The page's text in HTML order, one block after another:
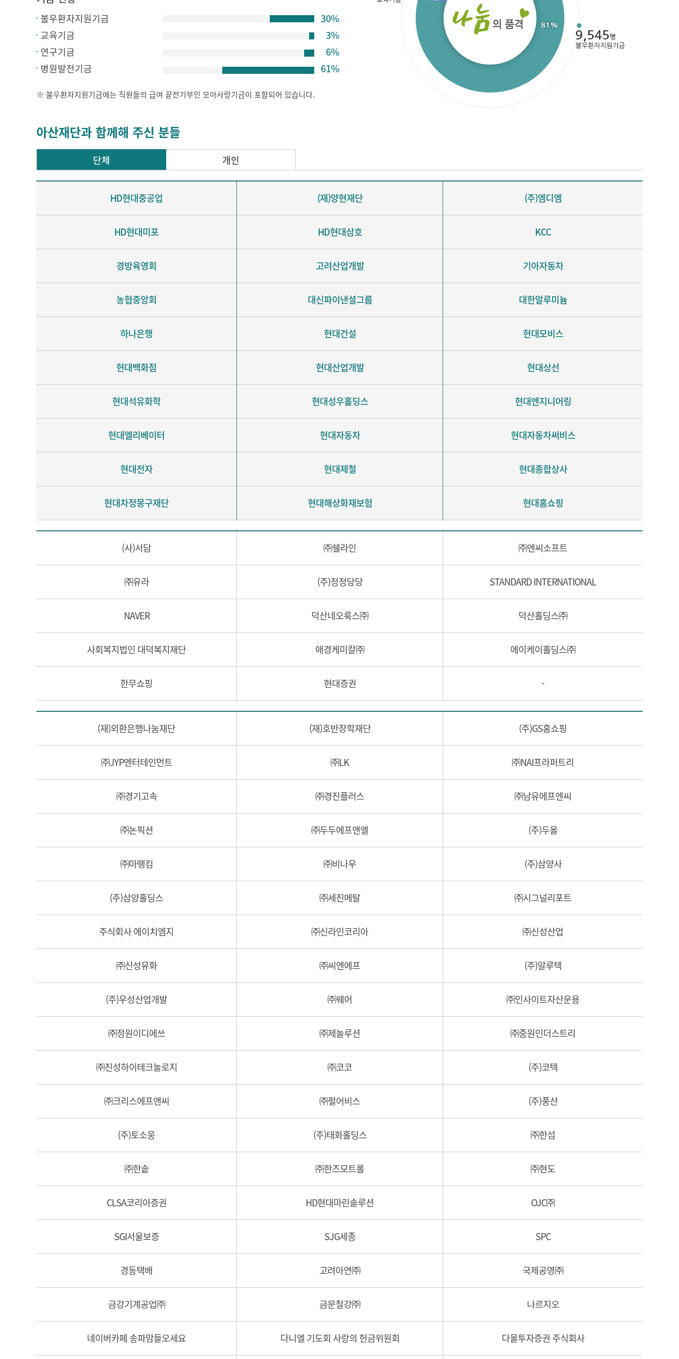
불우환자지원기금
30%
교육기금
3%
연구기금
6%
병원발전기금
61%
※ 불우환자지원기금에는 직원들의 급여 끝전기부인 모아사랑기금이 포함되어 있습니다.
아산재단과 함께해 주신 분들
단체 개인
HD현대중공업 (재)양현재단 (주)엠디엠
HD현대미포 HD현대삼호 KCC
경방육영회 고려산업개발 기아자동차
농협중앙회 대신파이낸셜그룹 대한알루미늄
하나은행 현대건설 현대모비스
현대백화점 현대산업개발 현대상선
현대석유화학 현대성우홀딩스 현대엔지니어링
현대엘리베이터 현대자동차 현대자동차써비스
현대전자 현대제철 현대종합상사
현대차정몽구재단 현대해상화재보험 현대홈쇼핑
(사)서담 ㈜쉘라인 ㈜엔씨소프트
㈜유라 (주)정정당당 STANDARD INTERNATIONAL
NAVER 덕산네오룩스㈜ 덕산홀딩스㈜
사회복지법인 대덕복지재단 애경케미칼㈜ 에이케이홀딩스㈜
한무쇼핑 현대증권 -
(재)외환은행나눔재단 (재)호반장학재단 (주)GS홈쇼핑
㈜JYP엔터테인먼트 ㈜LK ㈜NAI프라퍼트리
㈜경기고속 ㈜경진플러스 ㈜남유에프엔씨
㈜논픽션 ㈜두두에프앤엘 (주)두올
㈜마뗑킴 ㈜비나우 (주)삼양사
(주)삼양홀딩스 ㈜세진메탈 ㈜시그널리포트
주식회사 에이치엠지 ㈜신라인코리아 ㈜신성산업
㈜신성유화 ㈜씨엔에프 (주)알루텍
(주)우성산업개발 ㈜웨어 ㈜인사이트자산운용
㈜정원이디에쓰 ㈜제놀루션 ㈜중원인더스트리
㈜진성하이테크놀로지 ㈜코코 (주)코텍
㈜크리스에프앤씨 ㈜펄어비스 (주)풍산
(주)토소웅 (주)태화홀딩스 ㈜한섬
㈜한솥 ㈜한즈모트롤 ㈜현도
CLSA코리아증권 HD현대마린솔루션 OJC㈜
SGI서울보증 SJG세종 SPC
경동택배 고려아연㈜ 국제공영㈜
금강기계공업㈜ 금문철강㈜ 나르지오
네이버카페 송파맘들오세요 다니엘 기도회 사랑의 헌금위원회 다올투자증권 주식회사